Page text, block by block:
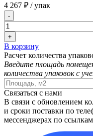
4 267 ₽ / упак
-
+
В корзину
Расчет количества
Введите площадь
количества упаковок с
Связаться с нами
В связи с обновлением
и сроки поставки по
мессенджерах по